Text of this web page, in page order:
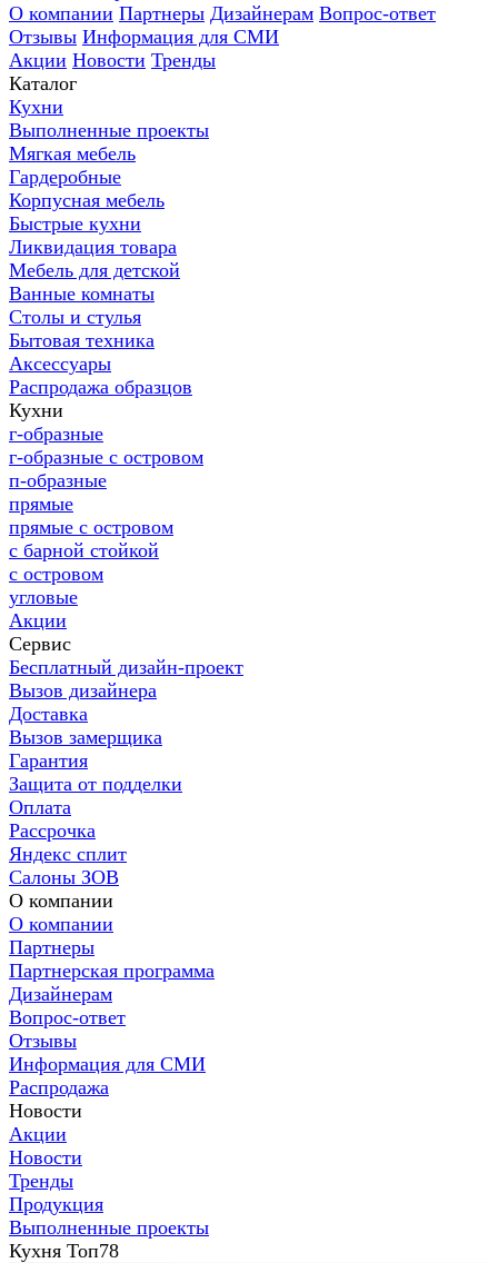
О компании Партнеры Дизайнерам Вопрос-ответ
Отзывы Информация для СМИ
Акции Новости Тренды
Каталог
Кухни
Выполненные проекты
Мягкая мебель
Гардеробные
Корпусная мебель
Быстрые кухни
Ликвидация товара
Мебель для детской
Ванные комнаты
Столы и стулья
Бытовая техника
Аксессуары
Распродажа образцов
Кухни
г-образные
г-образные с островом
п-образные
прямые
прямые с островом
с барной стойкой
с островом
угловые
Акции
Сервис
Бесплатный дизайн-проект
Вызов дизайнера
Доставка
Вызов замерщика
Гарантия
Защита от подделки
Оплата
Рассрочка
Яндекс сплит
Салоны ЗОВ
О компании
О компании
Партнеры
Партнерская программа
Дизайнерам
Вопрос-ответ
Отзывы
Информация для СМИ
Распродажа
Новости
Акции
Новости
Тренды
Продукция
Выполненные проекты
Кухня Топ78